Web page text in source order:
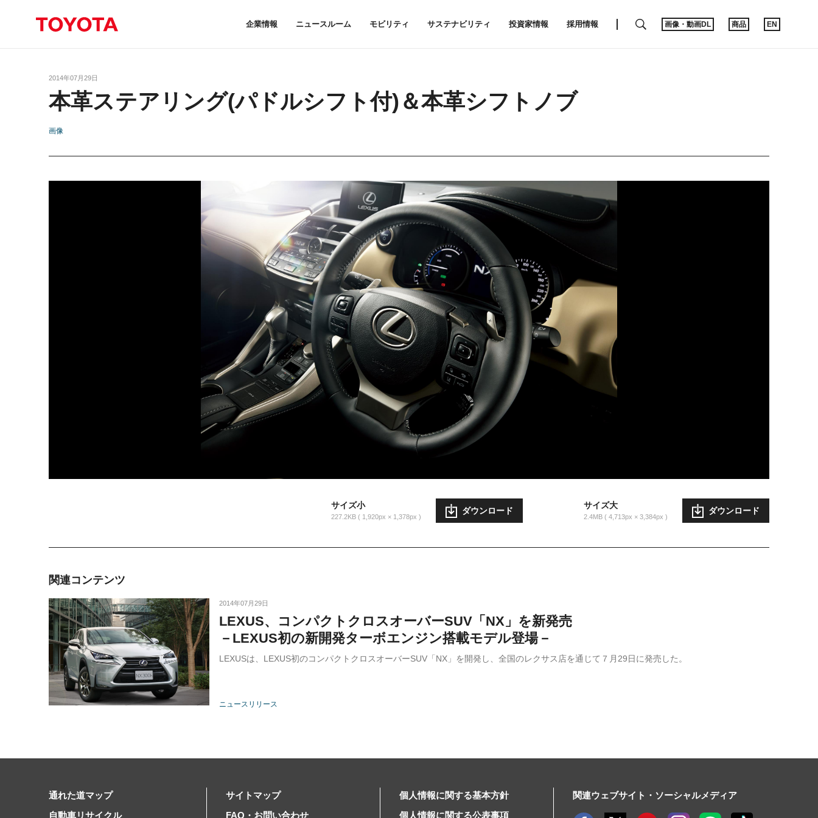
企業情報 ニュースルーム モビリティ サステナビリティ 投資家情報 採用情報 SEARCH画像・動画DL 商品 EN
2014年07月29日
本革ステアリング(パドルシフト付)＆本革シフトノブ
画像
サイズ小
227.2KB 1,920px × 1,378px
ダウンロード
サイズ大
2.4MB 4,713px × 3,384px
ダウンロード
関連コンテンツ
2014年07月29日
LEXUS、コンパクトクロスオーバーSUV「NX」を新発売
－LEXUS初の新開発ターボエンジン搭載モデル登場－
LEXUSは、LEXUS初のコンパクトクロスオーバーSUV「NX」を開発し、全国のレクサス店を通じて７月29日に発売した。
ニュースリリース
通れた道マップ
自動車リサイクル
サイトマップ
FAQ・お問い合わせ
個人情報に関する基本方針
個人情報に関する公表事項
関連ウェブサイト・ソーシャルメディア